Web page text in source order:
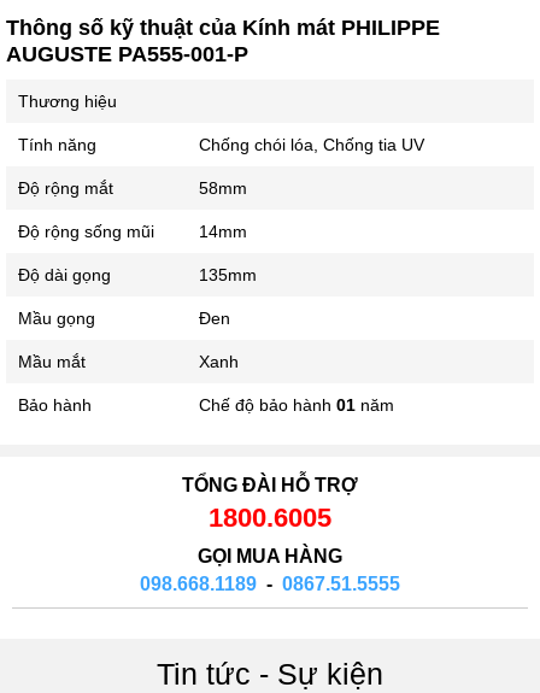
Thông số kỹ thuật của Kính mát PHILIPPE
AUGUSTE PA555-001-P
Thương hiệu
Tính năng Chống chói lóa, Chống tia UV
Độ rộng mắt 58mm
Độ rộng sống mũi 14mm
Độ dài gọng 135mm
Mầu gọng Đen
Mầu mắt Xanh
Bảo hành Chế độ bảo hành 01 năm
TỔNG ĐÀI HỖ TRỢ
1800.6005
GỌI MUA HÀNG
098.668.1189 - 0867.51.5555
Tin tức - Sự kiện